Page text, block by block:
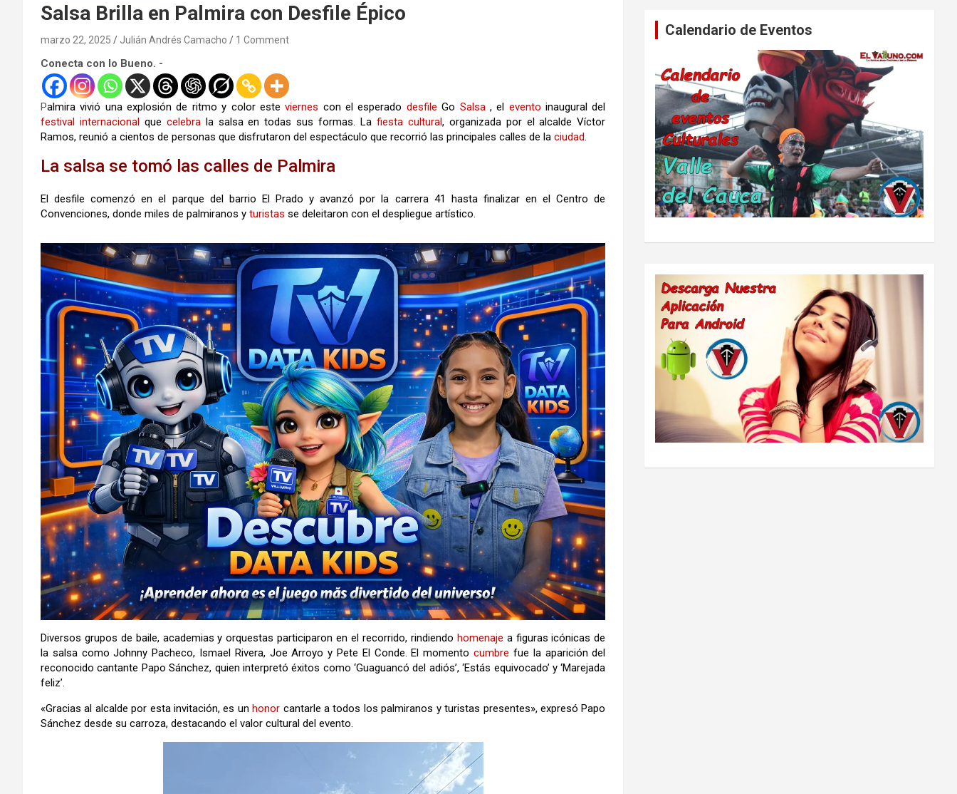
Salsa Brilla en Palmira con Desfile Épico
marzo 22, 2025 Julián Andrés Camacho 1 Comment
Conecta con lo Bueno. -
Palmira vivió una explosión de ritmo y color esteviernes con el esperado desfile Go Salsa, el evento inaugural del
festival internacionalque celebrala salsa en todas sus formas. La fiesta cultural, organizada por el alcalde Víctor
Ramos, reunió a cientos de personas que disfrutaron del espectáculo que recorrió las principales calles de la ciudad.
La salsa se tomó las calles de Palmira
El desfile comenzó en el parque del barrio El Prado y avanzó por la carrera 41 hasta finalizar en el Centro de
Convenciones, donde miles de palmiranos y turistas se deleitaron con el despliegue artístico.
Diversos grupos de baile, academias y orquestas participaron en el recorrido, rindiendo homenaje a figuras icónicas de
la salsa como Johnny Pacheco, Ismael Rivera, Joe Arroyo y Pete El Conde. El momentocumbre fue la aparición del
reconocido cantante Papo Sánchez, quien interpretó éxitos como ‘Guaguancó del adiós’, ‘Estás equivocado’ y ‘Marejada
feliz’.
«Gracias al alcalde por esta invitación, es unhonor cantarle a todos los palmiranos y turistas presentes», expresó Papo
Sánchez desde su carroza, destacando el valor cultural del evento.
Calendario de Eventos